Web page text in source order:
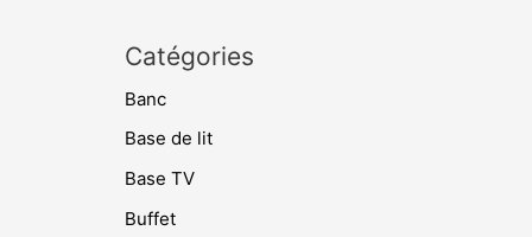
Catégories
Banc
Base de lit
Base TV
Buffet